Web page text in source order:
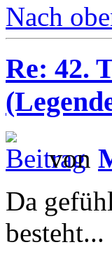
Nach
Re: 42.
von
Da
besteht...